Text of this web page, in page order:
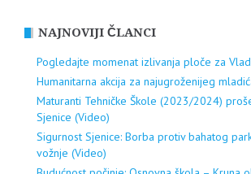
NAJNOVIJI ČLANCI
Pogledajte momenat izlivanja ploče za
Humanitarna akcija za najugroženijeg
Maturanti Tehničke Škole (2023/2024)
Sjenice (Video)
Sigurnost Sjenice: Borba protiv bahatog
vožnje (Video)